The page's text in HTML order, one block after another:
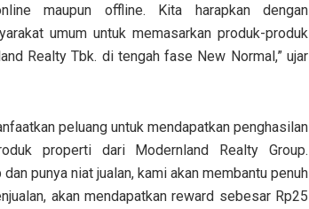
maupun offline. Kita harapkan dengan
umum untuk memasarkan produk-produk
Realty Tbk. di tengah fase New Normal,” ujar
peluang untuk mendapatkan penghasilan
properti dari Modernland Realty Group.
punya niat jualan, kami akan membantu penuh
akan mendapatkan reward sebesar Rp25